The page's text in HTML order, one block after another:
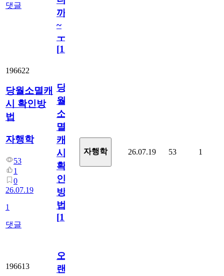
댓글
까
~
ㅜ
[15
196622
당월소멸캐
시 확인방
법
자행학
53
1
0
26.07.19
1
댓글
당
월
소
멸
캐
시
확
인
방
법
[1]
자행학 26.07.19 53 1
196613
오
랜